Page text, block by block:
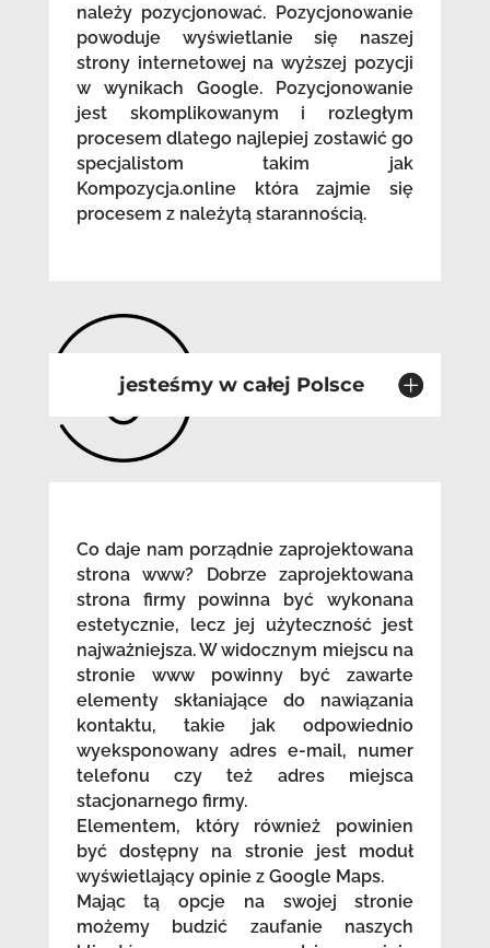
należy pozycjonować. Pozycjonowanie
powoduje wyświetlanie się naszej
strony internetowej na wyższej pozycji
w wynikach Google. Pozycjonowanie
jest skomplikowanym i rozległym
procesem dlatego najlepiej zostawić go
specjalistom takim jak
Kompozycja.online która zajmie się
procesem z należytą starannością.
jesteśmy w całej Polsce
Co daje nam porządnie zaprojektowana
strona www? Dobrze zaprojektowana
strona firmy powinna być wykonana
estetycznie, lecz jej użyteczność jest
najważniejsza. W widocznym miejscu na
stronie www powinny być zawarte
elementy skłaniające do nawiązania
kontaktu, takie jak odpowiednio
wyeksponowany adres e-mail, numer
telefonu czy też adres miejsca
stacjonarnego firmy.
Elementem, który również powinien
być dostępny na stronie jest moduł
wyświetlający opinie z Google Maps.
Mając tą opcje na swojej stronie
możemy budzić zaufanie naszych